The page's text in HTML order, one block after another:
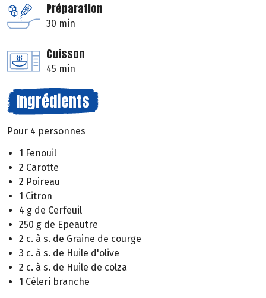
Préparation
30 min
Cuisson
45 min
Ingrédients
Pour 4 personnes
1 Fenouil
2 Carotte
2 Poireau
1 Citron
4 g de Cerfeuil
250 g de Epeautre
2 c. à s. de Graine de courge
3 c. à s. de Huile d'olive
2 c. à s. de Huile de colza
1 Céleri branche